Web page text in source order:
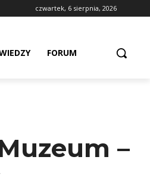
czwartek, 6 sierpnia, 2026
FORUM
–